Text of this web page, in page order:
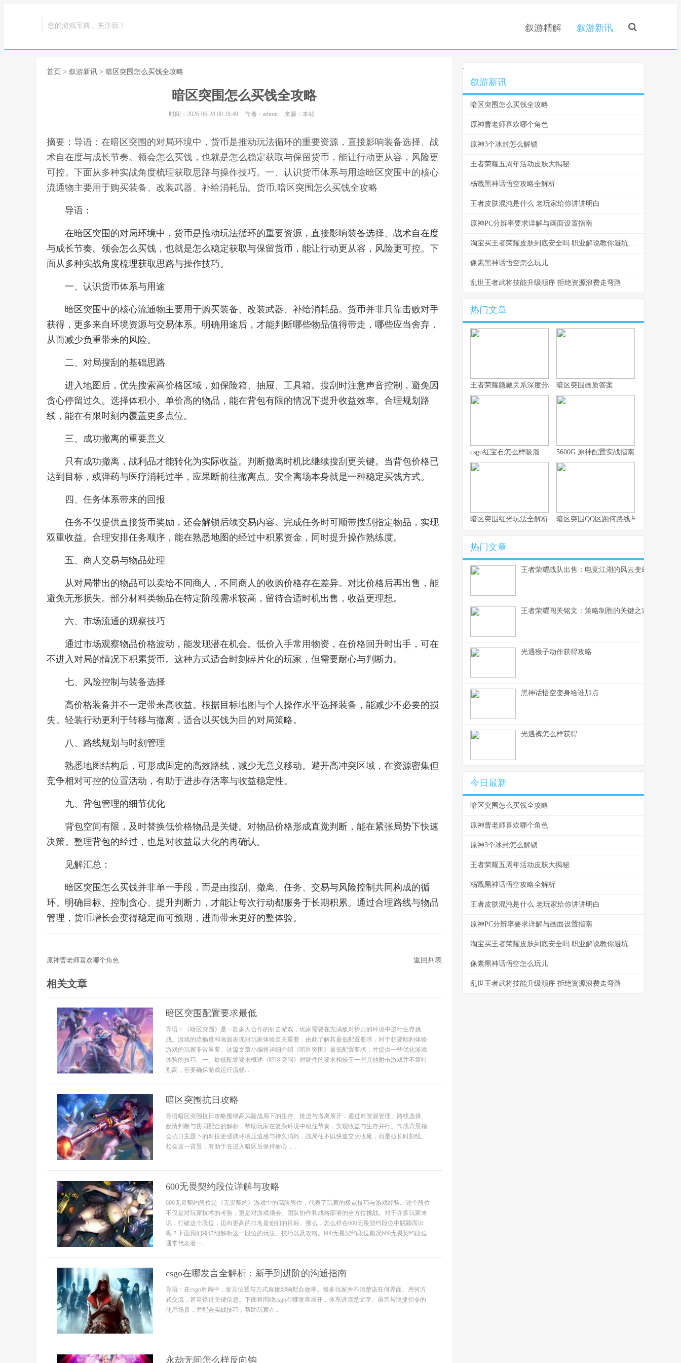
您的游戏宝典，关注我！ 叙游精解 叙游新讯
首页 > 叙游新讯 > 暗区突围怎么买饯全攻略
暗区突围怎么买饯全攻略
时间：2026-06-28 00:28:49 作者：admin 来源：本站
摘要：导语：在暗区突围的对局环境中，货币是推动玩法循环的重要资源，直接影响装备选择、战
术自在度与成长节奏。领会怎么买饯，也就是怎么稳定获取与保留货币，能让行动更从容，风险更
可控。下面从多种实战角度梳理获取思路与操作技巧。一、认识货币体系与用途暗区突围中的核心
流通物主要用于购买装备、改装武器、补给消耗品。货币,暗区突围怎么买饯全攻略
导语：
在暗区突围的对局环境中，货币是推动玩法循环的重要资源，直接影响装备选择、战术自在度
与成长节奏。领会怎么买饯，也就是怎么稳定获取与保留货币，能让行动更从容，风险更可控。下
面从多种实战角度梳理获取思路与操作技巧。
一、认识货币体系与用途
暗区突围中的核心流通物主要用于购买装备、改装武器、补给消耗品。货币并非只靠击败对手
获得，更多来自环境资源与交易体系。明确用途后，才能判断哪些物品值得带走，哪些应当舍弃，
从而减少负重带来的风险。
二、对局搜刮的基础思路
进入地图后，优先搜索高价格区域，如保险箱、抽屉、工具箱。搜刮时注意声音控制，避免因
贪心停留过久。选择体积小、单价高的物品，能在背包有限的情况下提升收益效率。合理规划路
线，能在有限时刻内覆盖更多点位。
三、成功撤离的重要意义
只有成功撤离，战利品才能转化为实际收益。判断撤离时机比继续搜刮更关键。当背包价格已
达到目标，或弹药与医疗消耗过半，应果断前往撤离点。安全离场本身就是一种稳定买饯方式。
四、任务体系带来的回报
任务不仅提供直接货币奖励，还会解锁后续交易内容。完成任务时可顺带搜刮指定物品，实现
双重收益。合理安排任务顺序，能在熟悉地图的经过中积累资金，同时提升操作熟练度。
五、商人交易与物品处理
从对局带出的物品可以卖给不同商人，不同商人的收购价格存在差异。对比价格后再出售，能
避免无形损失。部分材料类物品在特定阶段需求较高，留待合适时机出售，收益更理想。
六、市场流通的观察技巧
通过市场观察物品价格波动，能发现潜在机会。低价入手常用物资，在价格回升时出手，可在
不进入对局的情况下积累货币。这种方式适合时刻碎片化的玩家，但需要耐心与判断力。
七、风险控制与装备选择
高价格装备并不一定带来高收益。根据目标地图与个人操作水平选择装备，能减少不必要的损
失。轻装行动更利于转移与撤离，适合以买饯为目的对局策略。
八、路线规划与时刻管理
熟悉地图结构后，可形成固定的高效路线，减少无意义移动。避开高冲突区域，在资源密集但
竞争相对可控的位置活动，有助于进步存活率与收益稳定性。
九、背包管理的细节优化
背包空间有限，及时替换低价格物品是关键。对物品价格形成直觉判断，能在紧张局势下快速
决策。整理背包的经过，也是对收益最大化的再确认。
见解汇总：
暗区突围怎么买饯并非单一手段，而是由搜刮、撤离、任务、交易与风险控制共同构成的循
环。明确目标、控制贪心、提升判断力，才能让每次行动都服务于长期积累。通过合理路线与物品
管理，货币增长会变得稳定而可预期，进而带来更好的整体验。
原神曹老师喜欢哪个角色 返回列表
相关文章
暗区突围配置要求最低
导语：《暗区突围》是一款多人合作的射击游戏，玩家需要在充满敌对势力的环境中进行生存挑
战。游戏的流畅度和画面表现对玩家体验至关重要，由此了解其最低配置要求，对于想要顺利体验
游戏的玩家非常重要。这篇文章小编将详细介绍《暗区突围》最低配置要求，并提供一些优化游戏
体验的技巧。一、最低配置要求概述《暗区突围》对硬件的要求相较于一些其他射击游戏并不算特
别高，但要确保游戏运行流畅...
暗区突围抗日攻略
导语暗区突围抗日攻略围绕高风险战局下的生存、推进与撤离展开，通过对资源管理、路线选择、
敌情判断与协同配合的解析，帮助玩家在复杂环境中稳住节奏，实现收益与生存并行。作战背景领
会抗日主题下的对抗更强调环境压迫感与持久消耗，战局往不以快速交火收尾，而是拉长时刻线。
领会这一背景，有助于在进入暗区后保持耐心，...
600无畏契约段位详解与攻略
600无畏契约段位是《无畏契约》游戏中的高阶段位，代表了玩家的极点技巧与游戏经验。这个段位
不仅是对玩家技术的考验，更是对游戏领会、团队协作和战略部署的全方位挑战。对于许多玩家来
说，打破这个段位，迈向更高的排名是他们的目标。那么，怎么样在600无畏契约段位中脱颖而出
呢？下面我们将详细解析这一段位的玩法、技巧以及攻略。600无畏契约段位概况600无畏契约段位
通常代表着一...
csgo在哪发言全解析：新手到进阶的沟通指南
导语：在csgo对局中，发言位置与方式直接影响配合效率。很多玩家并不清楚该在何界面、用何方
式交流，甚至错过关键信息。下面将围绕csgo在哪发言展开，体系讲清楚文字、语音与快捷指令的
使用场景，并配合实战技巧，帮助玩家在...
永劫无间怎么样反向钩
.
叙游新讯
暗区突围怎么买饯全攻略
原神曹老师喜欢哪个角色
原神3个冰封怎么解锁
王者荣耀五周年活动皮肤大揭秘
杨戬黑神话悟空攻略全解析
王者皮肤混沌是什么 老玩家给你讲讲明白
原神PC分辨率要求详解与画面设置指南
淘宝买王者荣耀皮肤到底安全吗 职业解说教你避坑指南
像素黑神话悟空怎么玩儿
乱世王者武将技能升级顺序 拒绝资源浪费走弯路
热门文章
王者荣耀隐藏关系深度分析，你的游戏人生不愿被谁知晓
暗区突围画质答案
csgo红宝石怎么样吸溜 5600G 原神配置实战指南
暗区突围红光玩法全解析与实战思路暗区突围QQ区跑何路线与思路解析
热门文章
王者荣耀战队出售：电竞江湖的风云变幻，一个资
王者荣耀闯关铭文：策略制胜的关键之道
光遇猴子动作获得攻略
黑神话悟空变身给谁加点
光遇裤怎么样获得
今日最新
暗区突围怎么买饯全攻略
原神曹老师喜欢哪个角色
原神3个冰封怎么解锁
王者荣耀五周年活动皮肤大揭秘
杨戬黑神话悟空攻略全解析
王者皮肤混沌是什么 老玩家给你讲讲明白
原神PC分辨率要求详解与画面设置指南
淘宝买王者荣耀皮肤到底安全吗 职业解说教你避坑指南
像素黑神话悟空怎么玩儿
乱世王者武将技能升级顺序 拒绝资源浪费走弯路